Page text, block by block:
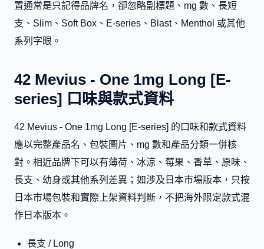
置通常是只記得品牌名，卻忽略副標題、mg 數、長短
支、Slim、Soft Box、E-series、Blast、Menthol 或其他
系列字眼。
42 Mevius - One 1mg Long [E-
series] 口味與款式資料
42 Mevius - One 1mg Long [E-series] 的口味和款式資料
應以完整產品名、包裝圖片、mg 數和產品分類一併核
對。相近品牌下可以有薄荷、冰涼、莓果、香草、原味、
長支、幼身或其他系列差異；如涉及日本市場版本，只按
日本市場包裝和實際上架資料判斷，不把海外限定款式混
作日本版本。
長支 / Long